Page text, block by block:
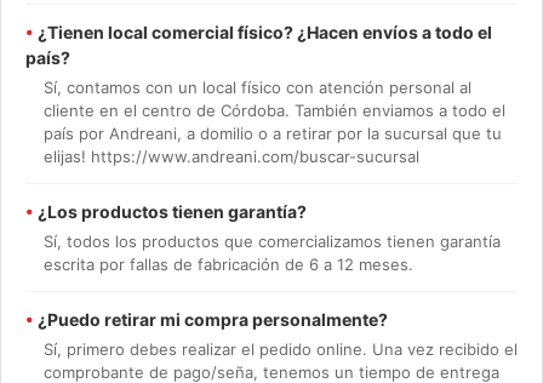
• ¿Tienen local comercial físico? ¿Hacen envíos a todo el
país?
Sí, contamos con un local físico con atención personal al
cliente en el centro de Córdoba. También enviamos a todo el
país por Andreani, a domilio o a retirar por la sucursal que tu
elijas! https://www.andreani.com/buscar-sucursal
• ¿Los productos tienen garantía?
Sí, todos los productos que comercializamos tienen garantía
escrita por fallas de fabricación de 6 a 12 meses.
• ¿Puedo retirar mi compra personalmente?
Sí, primero debes realizar el pedido online. Una vez recibido el
comprobante de pago/seña, tenemos un tiempo de entrega